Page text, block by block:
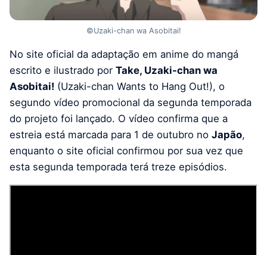
©Uzaki-chan wa Asobitai!
No site oficial da adaptação em anime do mangá
escrito e ilustrado por Take, Uzaki-chan wa
Asobitai! (Uzaki-chan Wants to Hang Out!), o
segundo vídeo promocional da segunda temporada
do projeto foi lançado. O vídeo confirma que a
estreia está marcada para 1 de outubro no Japão,
enquanto o site oficial confirmou por sua vez que
esta segunda temporada terá treze episódios.